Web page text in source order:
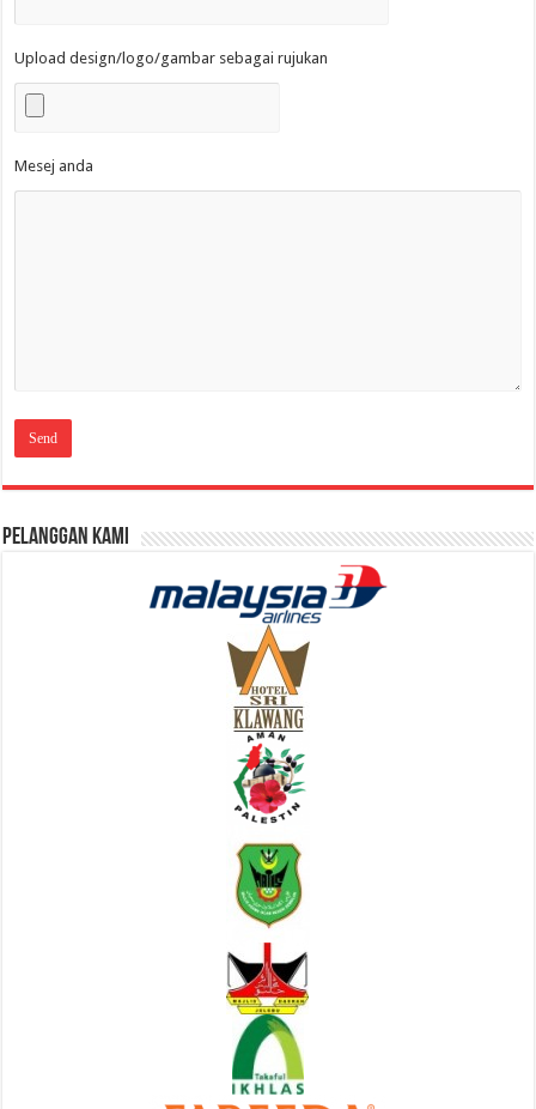
Upload design/logo/gambar sebagai rujukan
Mesej anda
Pelanggan Kami